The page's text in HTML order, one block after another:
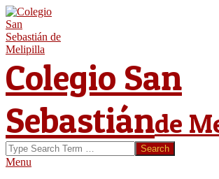
Skip
to
content
Colegio San
Sebastiánde
Search
Secondary
Menu